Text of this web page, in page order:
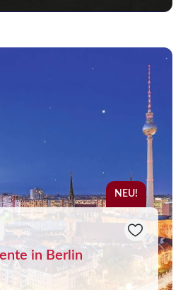
auf der Merkliste
NEU!
in Berlin